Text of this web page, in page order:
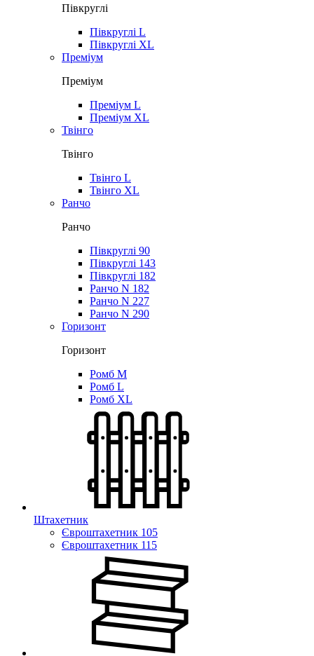
Півкруглі
Півкруглі L
Півкруглі XL
Преміум
Преміум
Преміум L
Преміум XL
Твінго
Твінго
Твінго L
Твінго XL
Ранчо
Ранчо
Півкруглі 90
Півкруглі 143
Півкруглі 182
Ранчо N 182
Ранчо N 227
Ранчо N 290
Горизонт
Горизонт
Ромб M
Ромб L
Ромб XL
Штахетник
Євроштахетник 105
Євроштахетник 115